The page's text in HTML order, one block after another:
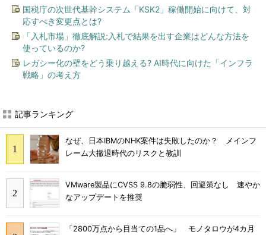
国税庁の次世代基幹システム「KSK2」稼働開始に向けて、対
応すべき変更点とは?
「入札市場」徹底解説:入札で結果を出す企業はどんな方法を
使っているのか?
レガシー化の壁をどう乗り越える? AI時代に向けた「インフラ
戦略」の考え方
記事ランキング
なぜ、日本IBMのNHK案件は失敗したのか？ メインフ
レーム大撤退時代のリスクと教訓
VMware製品にCVSS 9.8の脆弱性、回避策なし 速やか
なアップデートを推奨
「2800万点から目当ての1品へ」 モノタロウが4カ月